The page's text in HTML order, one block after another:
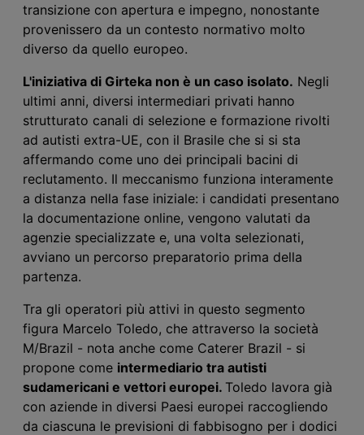
transizione con apertura e impegno, nonostante
provenissero da un contesto normativo molto
diverso da quello europeo.
L'iniziativa di Girteka non è un caso isolato. Negli
ultimi anni, diversi intermediari privati hanno
strutturato canali di selezione e formazione rivolti
ad autisti extra-UE, con il Brasile che si si sta
affermando come uno dei principali bacini di
reclutamento. Il meccanismo funziona interamente
a distanza nella fase iniziale: i candidati presentano
la documentazione online, vengono valutati da
agenzie specializzate e, una volta selezionati,
avviano un percorso preparatorio prima della
partenza.
Tra gli operatori più attivi in questo segmento
figura Marcelo Toledo, che attraverso la società
M/Brazil - nota anche come Caterer Brazil - si
propone come intermediario tra autisti
sudamericani e vettori europei. Toledo lavora già
con aziende in diversi Paesi europei raccogliendo
da ciascuna le previsioni di fabbisogno per i dodici